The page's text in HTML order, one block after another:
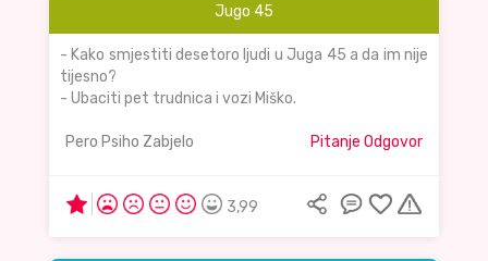
Jugo 45
- Kako smjestiti desetoro ljudi u Juga 45 a da im nije
tijesno?
- Ubaciti pet trudnica i vozi Miško.
Pero Psiho Zabjelo Pitanje Odgovor
3,99